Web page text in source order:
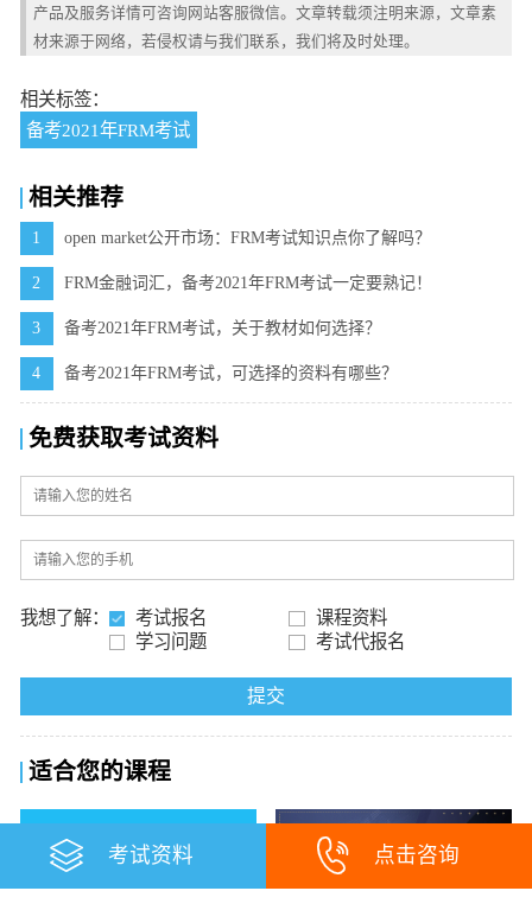
产品及服务详情可咨询网站客服微信。文章转载须注明来源，文章素
材来源于网络，若侵权请与我们联系，我们将及时处理。
相关标签：
备考2021年FRM考试
相关推荐
1 open market公开市场：FRM考试知识点你了解吗？
2 FRM金融词汇，备考2021年FRM考试一定要熟记！
3 备考2021年FRM考试，关于教材如何选择？
4 备考2021年FRM考试，可选择的资料有哪些？
免费获取考试资料
我想了解： 考试报名
课程资料
学习问题
考试代报名
提交
适合您的课程
考试资料 点击咨询